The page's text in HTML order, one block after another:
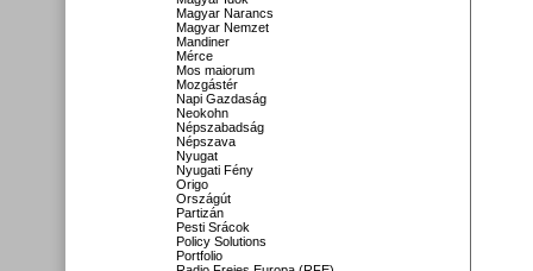
Magyar Narancs
Magyar Nemzet
Mandiner
Mérce
Mos maiorum
Mozgástér
Napi Gazdaság
Neokohn
Népszabadság
Népszava
Nyugat
Nyugati Fény
Origo
Országút
Partizán
Pesti Srácok
Policy Solutions
Portfolio